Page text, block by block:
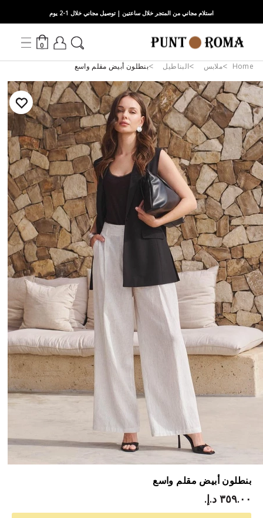
استلام مجاني من المتجر خلال ساعتين | توصيل مجاني خلال 1-2 يوم
0
Home ملابس البناطيل بنطلون أبيض مقلم واسع
بنطلون أبيض مقلم واسع
٣٥٩.٠٠ د.إ.‏